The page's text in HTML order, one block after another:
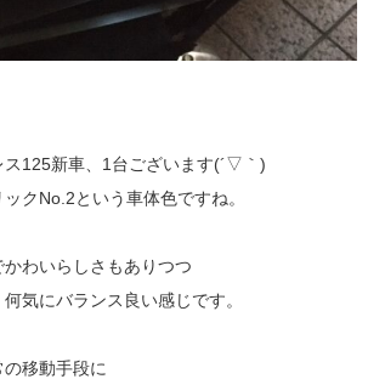
125新車、1台ございます(´▽｀)
クNo.2という車体色ですね。
わいらしさもありつつ
気にバランス良い感じです。
移動手段に